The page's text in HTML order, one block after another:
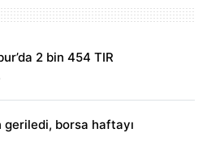
2 bin 454 TIR
geriledi, borsa haftayı